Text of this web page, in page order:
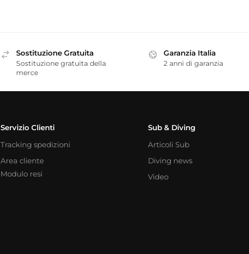
Sostituzione Gratuita
Sostituzione gratuita della
merce
Garanzia Italia
2 anni di garanzia
Servizio Clienti
Tracking spedizioni
Area cliente
Modulo resi
Sub & Diving
Articoli Sub
Diving news
Video